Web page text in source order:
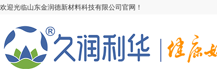
欢迎光临山东金润德新材料科技有限公司官网！